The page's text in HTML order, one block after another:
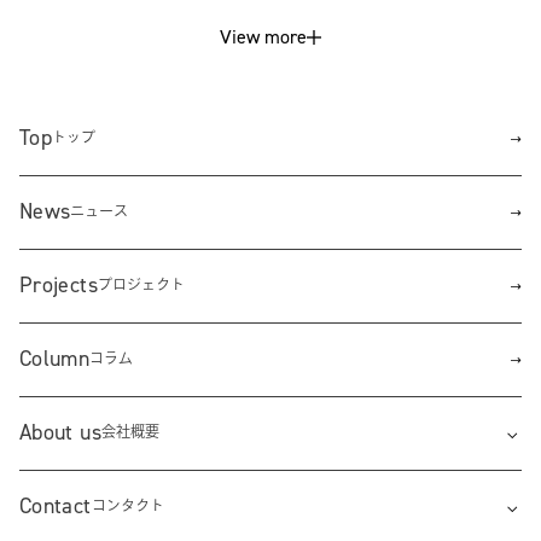
View more
Top トップ
Projectsプロジェクト
About us会社概要
Newsニュース
Columnコラム
Contact コンタクト